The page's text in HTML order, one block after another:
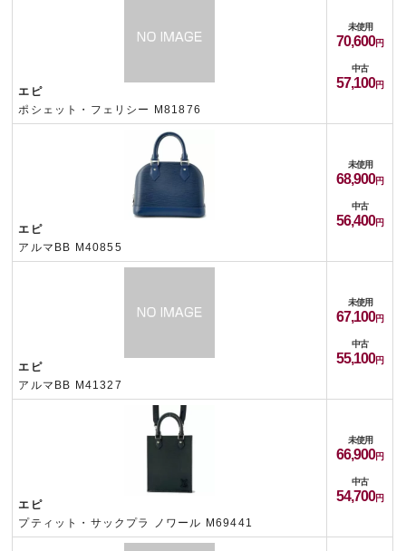
エピ
ポシェット・フェリシー M81876
未使用
70,600
中古
57,100
エピ
アルマBB M40855
未使用
68,900
中古
56,400
エピ
アルマBB M41327
未使用
67,100
中古
55,100
エピ
プティット・サックプラ ノワール M69441
未使用
66,900
中古
54,700